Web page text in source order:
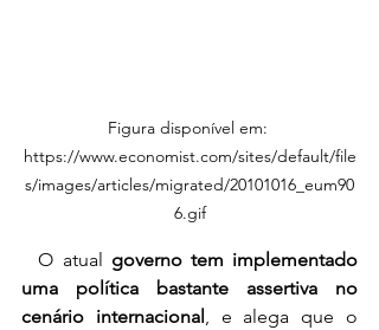
Figura disponível em:
https://www.economist.com/sites/default/file
s/images/articles/migrated/20101016_eum90
6.gif
  O atual
governo tem implementado
uma política bastante assertiva no
cenário internacional , e alega que o